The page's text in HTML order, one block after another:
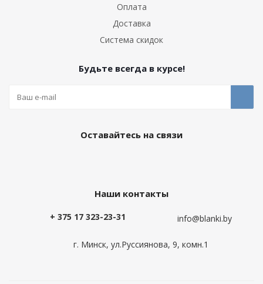
Оплата
Доставка
Система скидок
Будьте всегда в курсе!
Оставайтесь на связи
Наши контакты
+ 375 17 323-23-31 info@blanki.by
г. Минск, ул.Руссиянова, 9, комн.1